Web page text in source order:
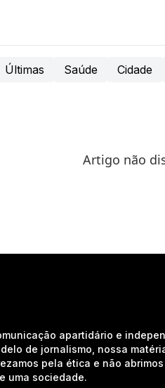
Últimas Saúde Cidade
Artigo não
apartidário e
de jornalismo, nossa
pela ética e não
uma sociedade.